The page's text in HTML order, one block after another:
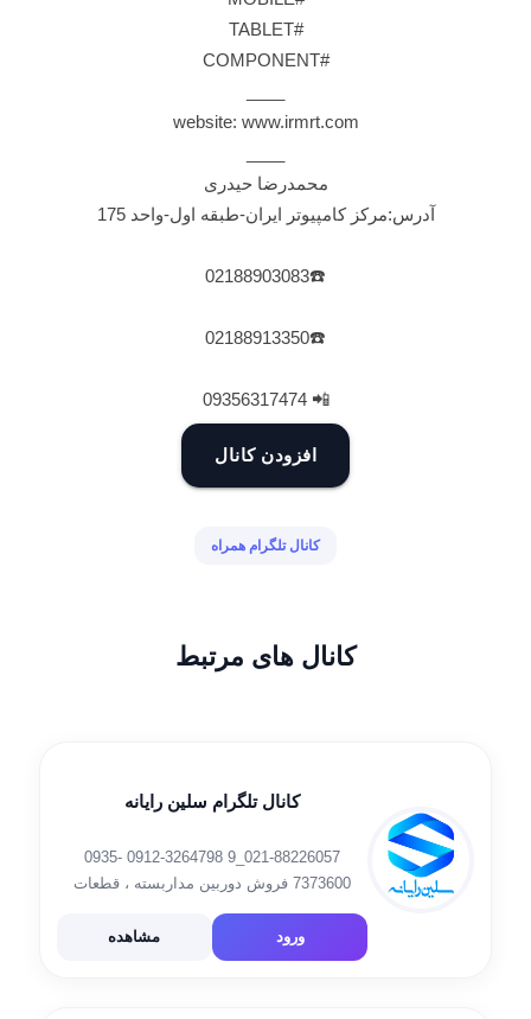
#TABLET
#COMPONENT
website: www.irmrt.com
محمدرضا حیدری
آدرس:مرکز کامپیوتر ایران-طبقه اول-واحد 175
☎️02188903083
☎️02188913350
📲 09356317474
افزودن کانال
کانال تلگرام همراه
کانال های مرتبط
کانال تلگرام سلین رایانه
021-88226057_9 0912-3264798 0935-
7373600 فروش دوربین مداربسته ، قطعات
۱۱۰۴۴
ورود مشاهده